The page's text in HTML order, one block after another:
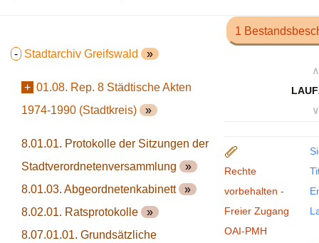
- Stadtarchiv Greifswald »
+ 01.08. Rep. 8 Städtische Akten
1974-1990 (Stadtkreis) »
8.01.01. Protokolle der Sitzungen der
Stadtverordnetenversammlung »
8.01.03. Abgeordnetenkabinett »
8.02.01. Ratsprotokolle »
8.07.01.01. Grundsätzliche
1
∧
∨
Rechte
vorbehalten -
Freier Zugang
OAI-PMH